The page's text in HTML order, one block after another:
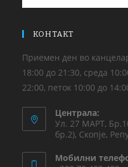
КОНТАКТ
Приемен ден во
18:00 до 21:30, среда
22:00, петок 10:00 до
Централа:
Ул. 27 МАРТ,
бр.2), Скопје,
Мобилни